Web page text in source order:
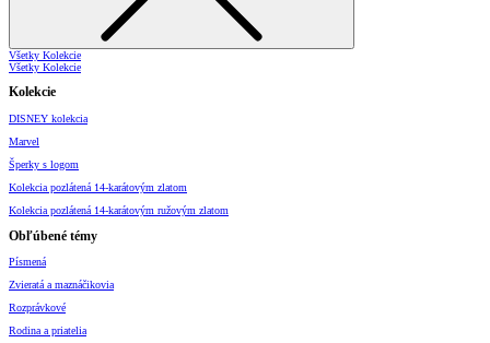
Všetky Kolekcie
Všetky Kolekcie
Kolekcie
DISNEY kolekcia
Marvel
Šperky s logom
Kolekcia pozlátená 14-karátovým zlatom
Kolekcia pozlátená 14-karátovým ružovým zlatom
Obľúbené témy
Písmená
Zvieratá a maznáčikovia
Rozprávkové
Rodina a priatelia